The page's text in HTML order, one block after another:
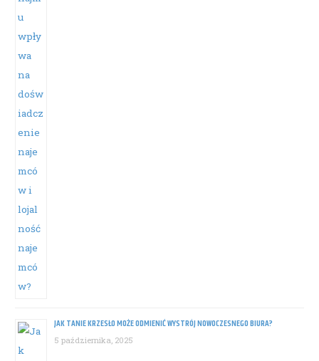
JAK TANIE KRZESŁO MOŻE ODMIENIĆ WYSTRÓJ NOWOCZESNEGO BIURA?
5 października, 2025